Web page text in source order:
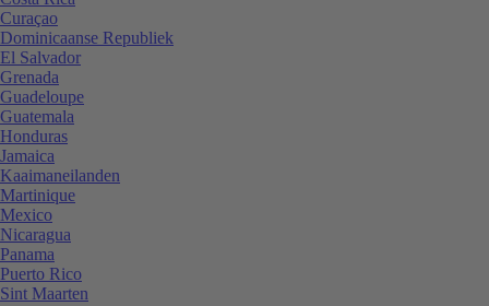
Curaçao
Dominicaanse Republiek
El Salvador
Grenada
Guadeloupe
Guatemala
Honduras
Jamaica
Kaaimaneilanden
Martinique
Mexico
Nicaragua
Panama
Puerto Rico
Sint Maarten